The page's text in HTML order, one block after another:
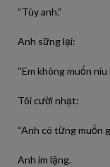
“Tùy anh.”
Anh sững lại:
“Em không muốn níu
Tôi cười nhạt:
“Anh có từng muốn
Anh im lặng.